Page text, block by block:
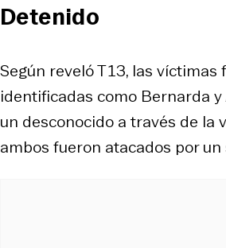
Detenido
Según reveló T13, las víctimas
identificadas como Bernarda
un desconocido a través de la
ambos fueron atacados por un